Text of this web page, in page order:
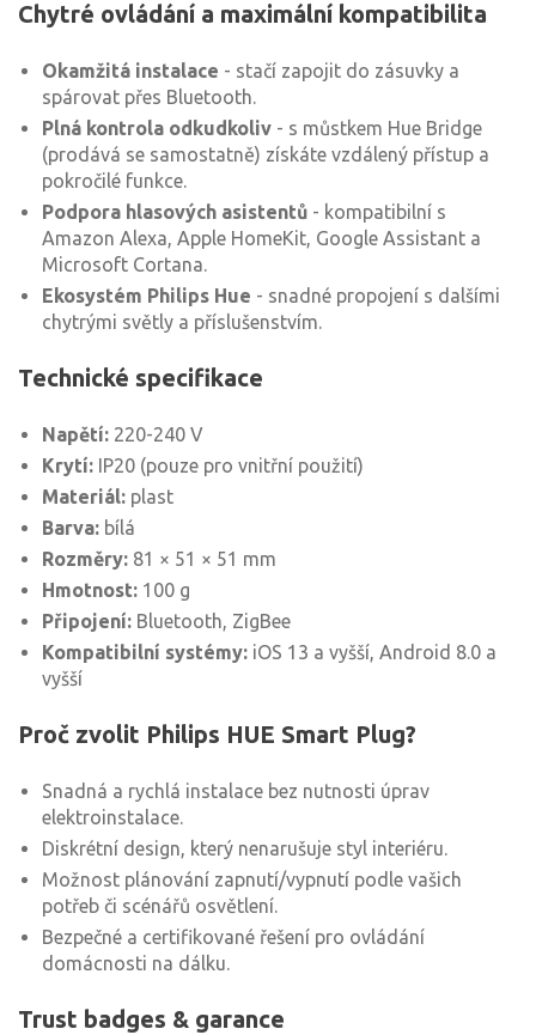
Chytré ovládání a maximální kompatibilita
Okamžitá instalace - stačí zapojit do zásuvky a
spárovat přes Bluetooth.
Plná kontrola odkudkoliv - s můstkem Hue Bridge
(prodává se samostatně) získáte vzdálený přístup a
pokročilé funkce.
Podpora hlasových asistentů - kompatibilní s
Amazon Alexa, Apple HomeKit, Google Assistant a
Microsoft Cortana.
Ekosystém Philips Hue - snadné propojení s dalšími
chytrými světly a příslušenstvím.
Technické specifikace
Napětí: 220-240 V
Krytí: IP20 (pouze pro vnitřní použití)
Materiál: plast
Barva: bílá
Rozměry: 81 × 51 × 51 mm
Hmotnost: 100 g
Připojení: Bluetooth, ZigBee
Kompatibilní systémy: iOS 13 a vyšší, Android 8.0 a
vyšší
Proč zvolit Philips HUE Smart Plug?
Snadná a rychlá instalace bez nutnosti úprav
elektroinstalace.
Diskrétní design, který nenarušuje styl interiéru.
Možnost plánování zapnutí/vypnutí podle vašich
potřeb či scénářů osvětlení.
Bezpečné a certifikované řešení pro ovládání
domácnosti na dálku.
Trust badges & garance